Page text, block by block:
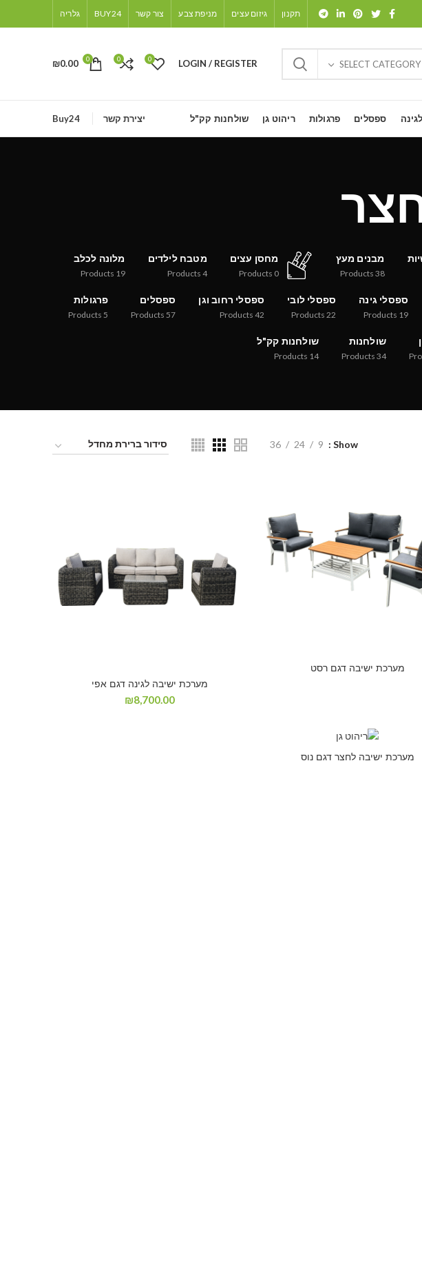
תקנון גיזום עצים מניפת צבע צור קשר BUY24 גלריה
SELECT CATEGORY
LOGIN / REGISTER
0
0
0
₪0.00
ספסלים פרגולות ריהוט גן שולחנות קק"ל יצירת קשר Buy24
מבנים מעץ
38
Products
מחסן עצים
0
Products
מטבח לילדים
4
Products
מלונה לכלב
19
Products
ספסלי גינה
19
Products
ספסלי לובי
22
Products
ספסלי רחוב וגן
42
Products
ספסלים
57
Products
פרגולות
5
Products
שולחנות
34
Products
שולחנות קק"ל
14
Products
Show
9
24
36
מערכת ישיבה דגם רסט
מערכת ישיבה לגינה דגם אפי
₪8,700.00
מערכת ישיבה לחצר דגם נוס